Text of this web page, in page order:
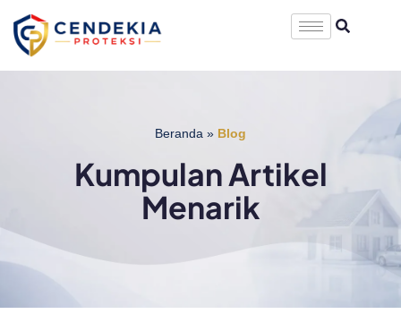
Beranda » Blog
Kumpulan Artikel
Menarik